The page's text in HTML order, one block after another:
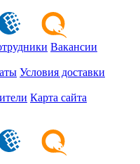
Вакансии
Условия доставки
Карта сайта